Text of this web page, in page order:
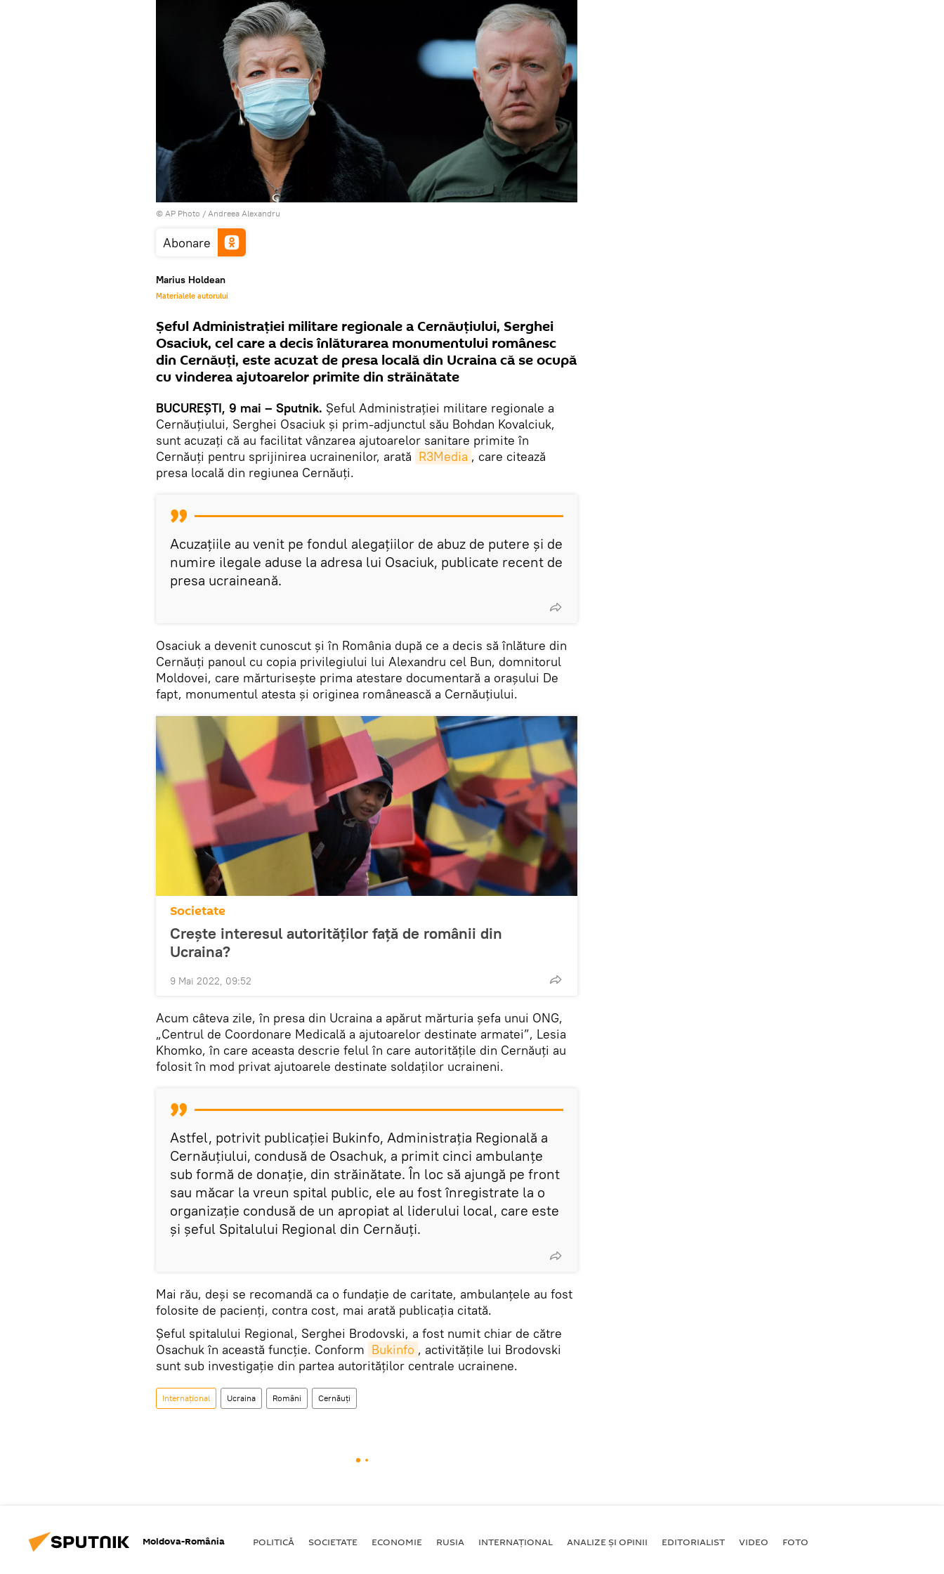
© AP Photo / Andreea Alexandru
Abonare
Marius Holdean
Materialele autorului
Șeful Administrației militare regionale a Cernăuțiului, Serghei
Osaciuk, cel care a decis înlăturarea monumentului românesc
din Cernăuți, este acuzat de presa locală din Ucraina că se ocupă
cu vinderea ajutoarelor primite din străinătate
BUCUREȘTI, 9 mai – Sputnik. Șeful Administrației militare regionale a
Cernăuțiului, Serghei Osaciuk și prim-adjunctul său Bohdan Kovalciuk,
sunt acuzați că au facilitat vânzarea ajutoarelor sanitare primite în
Cernăuți pentru sprijinirea ucrainenilor, arată R3Media , care citează
presa locală din regiunea Cernăuți.
Acuzațiile au venit pe fondul alegațiilor de abuz de putere și de
numire ilegale aduse la adresa lui Osaciuk, publicate recent de
presa ucraineană.
Osaciuk a devenit cunoscut și în România după ce a decis să înlăture din
Cernăuți panoul cu copia privilegiului lui Alexandru cel Bun, domnitorul
Moldovei, care mărturisește prima atestare documentară a orașului De
fapt, monumentul atesta și originea românească a Cernăuțiului.
Societate
Crește interesul autorităților față de românii din
Ucraina?
9 Mai 2022, 09:52
Acum câteva zile, în presa din Ucraina a apărut mărturia șefa unui ONG,
„Centrul de Coordonare Medicală a ajutoarelor destinate armatei”, Lesia
Khomko, în care aceasta descrie felul în care autoritățile din Cernăuți au
folosit în mod privat ajutoarele destinate soldaților ucraineni.
Astfel, potrivit publicației Bukinfo, Administrația Regională a
Cernăuțiului, condusă de Osachuk, a primit cinci ambulanțe
sub formă de donație, din străinătate. În loc să ajungă pe front
sau măcar la vreun spital public, ele au fost înregistrate la o
organizație condusă de un apropiat al liderului local, care este
și șeful Spitalului Regional din Cernăuți.
Mai rău, deși se recomandă ca o fundație de caritate, ambulanțele au fost
folosite de pacienți, contra cost, mai arată publicația citată.
Șeful spitalului Regional, Serghei Brodovski, a fost numit chiar de către
Osachuk în această funcție. Conform Bukinfo , activitățile lui Brodovski
sunt sub investigație din partea autorităților centrale ucrainene.
Internaţional Ucraina Români Cernăuți
Moldova-România POLITICĂ SOCIETATE ECONOMIE RUSIA INTERNAŢIONAL ANALIZE ȘI OPINII EDITORIALIST VIDEO FOTO